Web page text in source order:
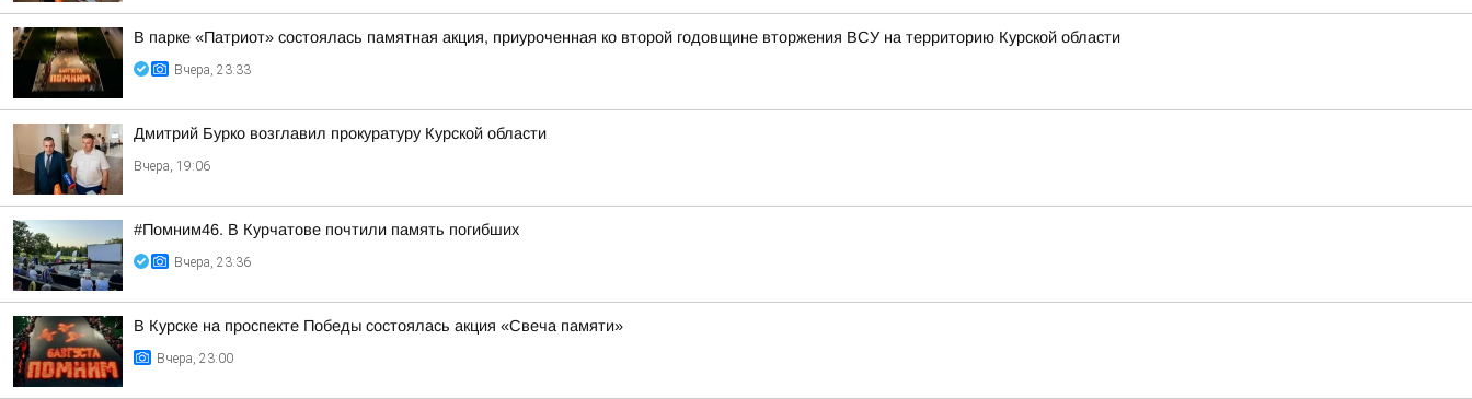
В парке «Патриот» состоялась памятная акция, приуроченная ко второй годовщине вторжения ВСУ на территорию Курской области
Вчера, 23:33
Дмитрий Бурко возглавил прокуратуру Курской области
Вчера, 19:06
#Помним46. В Курчатове почтили память погибших
Вчера, 23:36
В Курске на проспекте Победы состоялась акция «Свеча памяти»
Вчера, 23:00